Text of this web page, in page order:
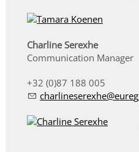
Charline Serexhe
Communication Manager
+32 (0)87 188 005
ch rl n s r xh r g